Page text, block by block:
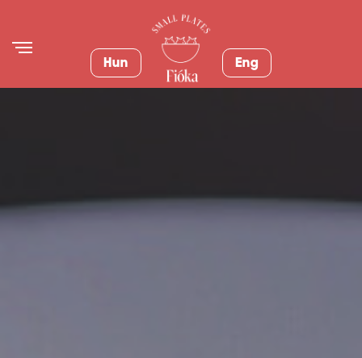
Hun Eng